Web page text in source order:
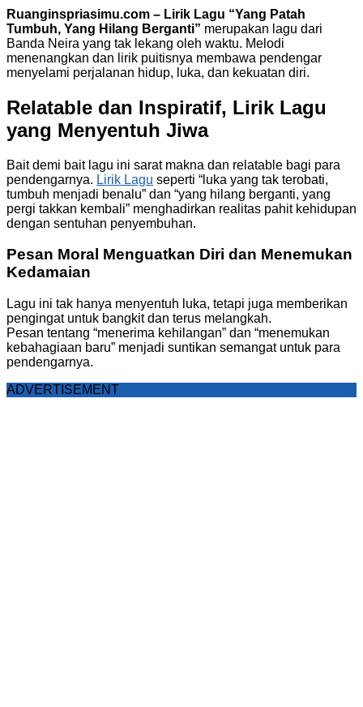
Ruanginspriasimu.com – Lirik Lagu “Yang Patah
Tumbuh, Yang Hilang Berganti” merupakan lagu dari
Banda Neira yang tak lekang oleh waktu. Melodi
menenangkan dan lirik puitisnya membawa pendengar
menyelami perjalanan hidup, luka, dan kekuatan diri.
Relatable dan Inspiratif, Lirik Lagu
yang Menyentuh Jiwa
Bait demi bait lagu ini sarat makna dan relatable bagi para
pendengarnya. Lirik Lagu seperti “luka yang tak terobati,
tumbuh menjadi benalu” dan “yang hilang berganti, yang
pergi takkan kembali” menghadirkan realitas pahit kehidupan
dengan sentuhan penyembuhan.
Pesan Moral Menguatkan Diri dan Menemukan
Kedamaian
Lagu ini tak hanya menyentuh luka, tetapi juga memberikan
pengingat untuk bangkit dan terus melangkah.
Pesan tentang “menerima kehilangan” dan “menemukan
kebahagiaan baru” menjadi suntikan semangat untuk para
pendengarnya.
ADVERTISEMENT